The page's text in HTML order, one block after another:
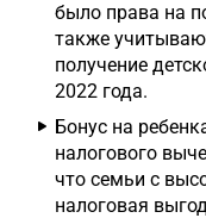
было права на
также
получение
2022 года.
Бонус на
налогового
что семьи с
налоговая